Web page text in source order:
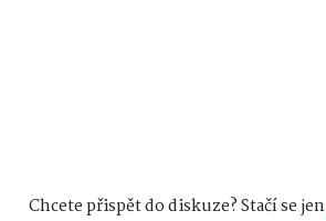
Chcete přispět do diskuze? Stačí se jen